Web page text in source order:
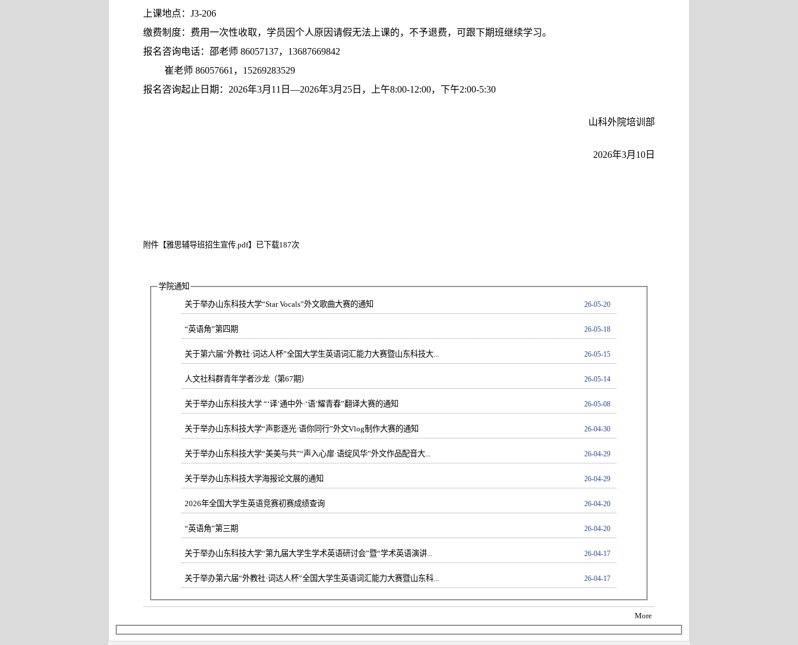
上课地点： J3-206
缴费制度：费用一次性收取，学员因个人原因请假无法上课的，不予退费，可跟下期班继续学习。
报名咨询电话：邵老师 86057137， 13687669842
崔老师 86057661 ， 15269283529
报名咨询起止日期： 2026年3月 11 日—2026年3月 25 日，上午8:00-12:00，下午2:00-5:30
山科外院培训部
2026年3月10日
附件【雅思辅导班招生宣传.pdf】已下载187次
学院通知
关于举办山东科技大学“Star Vocals”外文歌曲大赛的通知
26-05-20
“英语角”第四期 26-05-18
关于第六届“外教社·词达人杯”全国大学生英语词汇能力大赛暨山东科技大... 26-05-15
人文社科群青年学者沙龙（第67期） 26-05-14
关于举办山东科技大学 “‘译’通中外·‘语’耀青春”翻译大赛的通知 26-05-08
关于举办山东科技大学“声影逐光·语你同行”外文Vlog制作大赛的通知 26-04-30
关于举办山东科技大学“美美与共”“声入心扉·语绽风华”外文作品配音大... 26-04-29
关于举办山东科技大学海报论文展的通知 26-04-29
2026年全国大学生英语竞赛初赛成绩查询 26-04-20
“英语角”第三期 26-04-20
关于举办山东科技大学“第九届大学生学术英语研讨会”暨“学术英语演讲... 26-04-17
关于举办第六届“外教社·词达人杯”全国大学生英语词汇能力大赛暨山东科... 26-04-17
More